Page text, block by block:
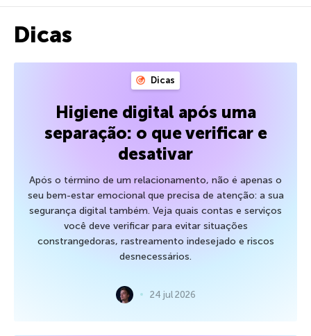
Dicas
Dicas
Higiene digital após uma
separação: o que verificar e
desativar
Após o término de um relacionamento, não é apenas o
seu bem-estar emocional que precisa de atenção: a sua
segurança digital também. Veja quais contas e serviços
você deve verificar para evitar situações
constrangedoras, rastreamento indesejado e riscos
desnecessários.
24 jul 2026